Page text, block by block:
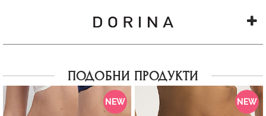
ПОДОБНИ ПРОДУКТИ
NEW NEW